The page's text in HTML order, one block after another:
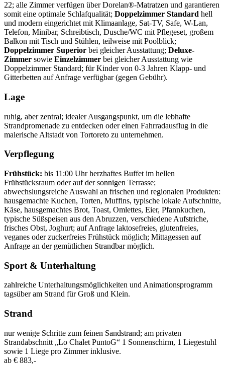
22; alle Zimmer verfügen über Dorelan®-Matratzen und garantieren
somit eine optimale Schlafqualität; Doppelzimmer Standard hell
und modern eingerichtet mit Klimaanlage, Sat-TV, Safe, W-Lan,
Telefon, Minibar, Schreibtisch, Dusche/WC mit Pflegeset, großem
Balkon mit Tisch und Stühlen, teilweise mit Poolblick;
Doppelzimmer Superior bei gleicher Ausstattung; Deluxe-
Zimmer sowie Einzelzimmer bei gleicher Ausstattung wie
Doppelzimmer Standard; für Kinder von 0-3 Jahren Klapp- und
Gitterbetten auf Anfrage verfügbar (gegen Gebühr).
Lage
ruhig, aber zentral; idealer Ausgangspunkt, um die lebhafte
Strandpromenade zu entdecken oder einen Fahrradausflug in die
malerische Altstadt von Tortoreto zu unternehmen.
Verpflegung
Frühstück: bis 11:00 Uhr herzhaftes Buffet im hellen
Frühstücksraum oder auf der sonnigen Terrasse;
abwechslungsreiche Auswahl an frischen und regionalen Produkten:
hausgemachte Kuchen, Torten, Muffins, typische lokale Aufschnitte,
Käse, hausgemachtes Brot, Toast, Omlettes, Eier, Pfannkuchen,
typische Süßspeisen aus den Abruzzen, verschiedene Aufstriche,
frisches Obst, Joghurt; auf Anfrage laktosefreies, glutenfreies,
veganes oder zuckerfreies Frühstück möglich; Mittagessen auf
Anfrage an der gemütlichen Strandbar möglich.
Sport & Unterhaltung
zahlreiche Unterhaltungsmöglichkeiten und Animationsprogramm
tagsüber am Strand für Groß und Klein.
Strand
nur wenige Schritte zum feinen Sandstrand; am privaten
Strandabschnitt „Lo Chalet PuntoG“ 1 Sonnenschirm, 1 Liegestuhl
sowie 1 Liege pro Zimmer inklusive.
ab € 883,-